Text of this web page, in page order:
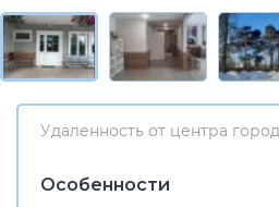
Удаленность от центра
Особенности